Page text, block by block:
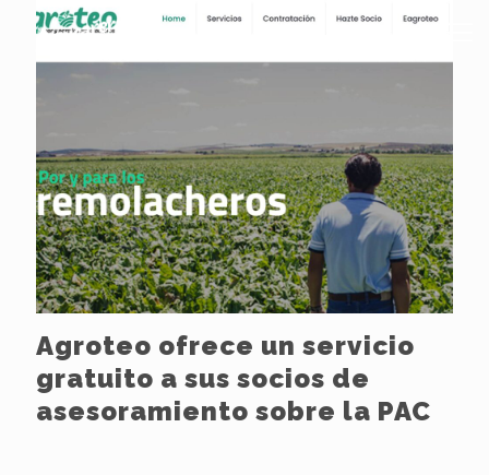
Agroteo ofrece un servicio
gratuito a sus socios de
asesoramiento sobre la PAC